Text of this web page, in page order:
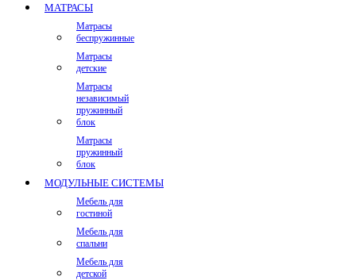
МАТРАСЫ
Матрасы
беспружинные
Матрасы
детские
Матрасы
независимый
пружинный
блок
Матрасы
пружинный
блок
МОДУЛЬНЫЕ СИСТЕМЫ
Мебель для
гостиной
Мебель для
спальни
Мебель для
детской